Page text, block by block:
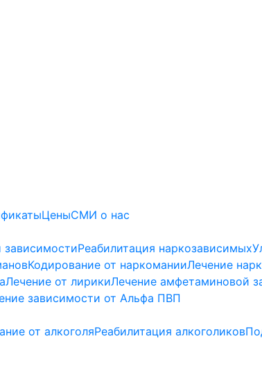
ЦеныСМИ о нас
зависимостиРеабилитация наркозависимых
Кодирование от наркоманииЛечение
Лечение от лирикиЛечение амфетаминовой
зависимости от Альфа ПВП
от алкоголяРеабилитация алкоголиков